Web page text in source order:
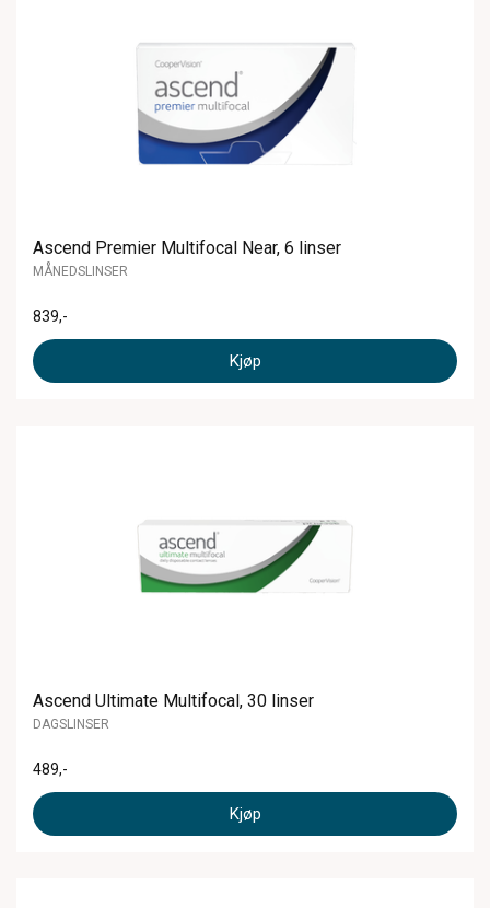
Ascend Premier Multifocal Near, 6 linser
MÅNEDSLINSER
839,-
Kjøp
Ascend Ultimate Multifocal, 30 linser
DAGSLINSER
489,-
Kjøp